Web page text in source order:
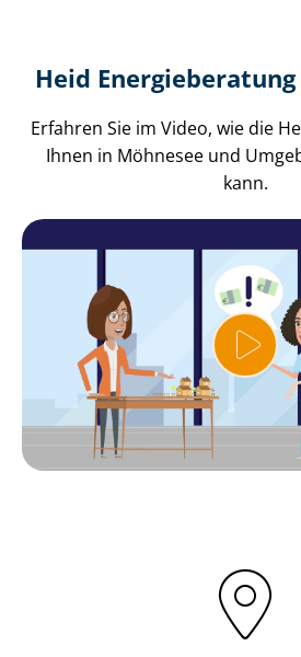
Heid
Erfahren Sie im Video, wie die
Ihnen in Möhnesee und
kann.